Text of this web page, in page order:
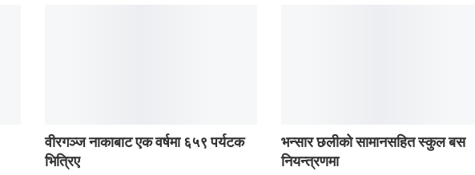
वीरगञ्ज नाकाबाट एक वर्षमा ६५९ पर्यटक
भित्रिए
भन्सार छलीको सामानसहित स्कुल बस
नियन्त्रणमा